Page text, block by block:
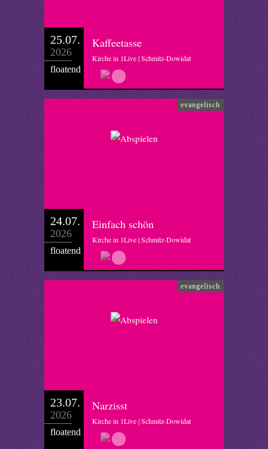
25.07.
2026
floatend
Kaffeetasse
Kirche in 1Live | Schmitz-Dowidat
evangelisch
24.07.
2026
floatend
Einfach schön
Kirche in 1Live | Schmitz-Dowidat
evangelisch
23.07.
2026
floatend
Narzisst
Kirche in 1Live | Schmitz-Dowidat